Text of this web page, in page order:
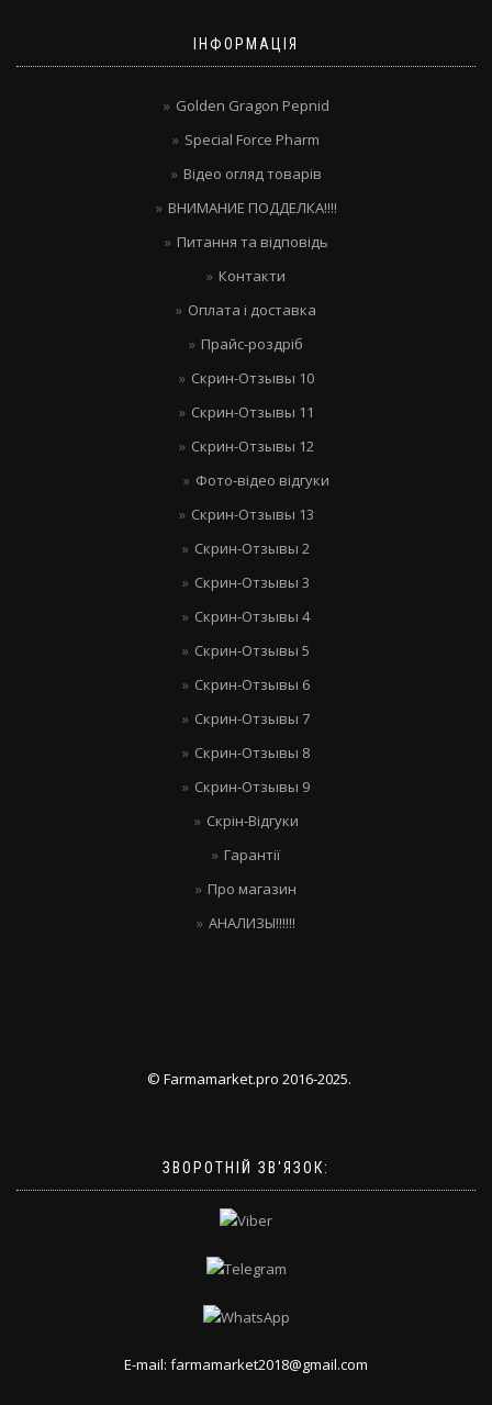
ІНФОРМАЦІЯ
Golden Gragon Pepnid
Special Force Pharm
Відео огляд товарів
ВНИМАНИЕ ПОДДЕЛКА!!!!
Питання та відповідь
Контакти
Оплата і доставка
Прайс-роздріб
Скрин-Отзывы 10
Скрин-Отзывы 11
Скрин-Отзывы 12
Фото-відео відгуки
Скрин-Отзывы 13
Скрин-Отзывы 2
Скрин-Отзывы 3
Скрин-Отзывы 4
Скрин-Отзывы 5
Скрин-Отзывы 6
Скрин-Отзывы 7
Скрин-Отзывы 8
Скрин-Отзывы 9
Скрін-Відгуки
Гарантії
Про магазин
АНАЛИЗЫ!!!!!!
© Farmamarket.pro 2016-2025.
ЗВОРОТНІЙ ЗВ'ЯЗОК:
E-mail: farmamarket2018@gmail.com